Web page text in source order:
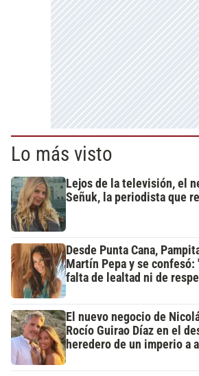
Lo más visto
Lejos de la televisión, el
Señuk, la periodista que
Desde Punta Cana,
Martín Pepa y se
falta de lealtad ni de
El nuevo negocio de
Rocío Guirao Díaz en el
heredero de un imperio a